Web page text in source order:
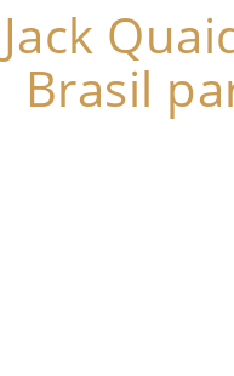
Jack
Brasil